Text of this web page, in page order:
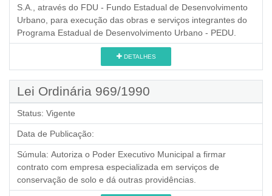
S.A., através do FDU - Fundo Estadual de Desenvolvimento
Urbano, para execução das obras e serviços integrantes do
Programa Estadual de Desenvolvimento Urbano - PEDU.
DETALHES
Lei Ordinária 969/1990
Status: Vigente
Data de Publicação:
Súmula: Autoriza o Poder Executivo Municipal a firmar
contrato com empresa especializada em serviços de
conservação de solo e dá outras providências.